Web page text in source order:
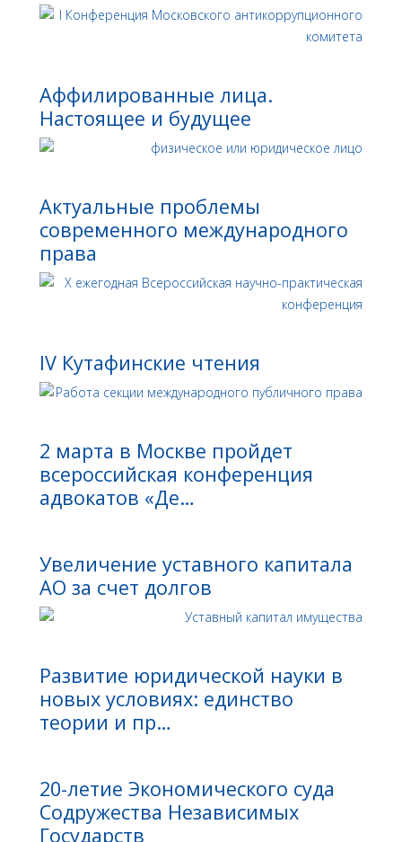
Аффилированные лица.
Настоящее и будущее
Актуальные проблемы
современного международного
права
IV Кутафинские чтения
2 марта в Москве пройдет
всероссийская конференция
адвокатов «Де…
Увеличение уставного капитала
АО за счет долгов
Развитие юридической науки в
новых условиях: единство
теории и пр…
20-летие Экономического суда
Содружества Независимых
Государств